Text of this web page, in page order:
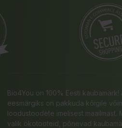
Bio4You on 100% Eesti
eesmärgiks on pakkuda kõigile
loodustoodete imelisest maailmast.
valik ökotooteid, põnevad